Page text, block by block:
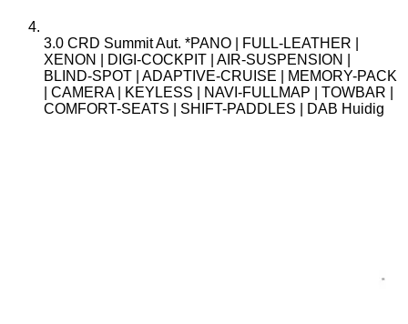
3.0 CRD Summit Aut. *PANO | FULL-LEATHER |
XENON | DIGI-COCKPIT | AIR-SUSPENSION |
BLIND-SPOT | ADAPTIVE-CRUISE | MEMORY-PACK
| CAMERA | KEYLESS | NAVI-FULLMAP | TOWBAR |
COMFORT-SEATS | SHIFT-PADDLES | DAB Huidig